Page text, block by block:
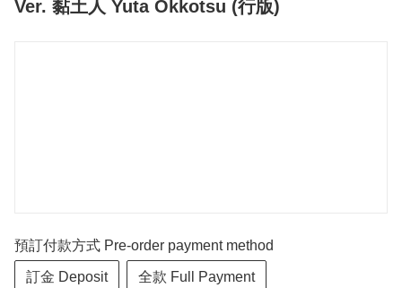
Ver. 黏土人 Yuta Okkotsu (行版)
預訂付款方式 Pre-order payment method
訂金 Deposit 全款 Full Payment